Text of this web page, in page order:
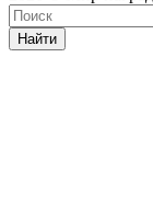
Найти